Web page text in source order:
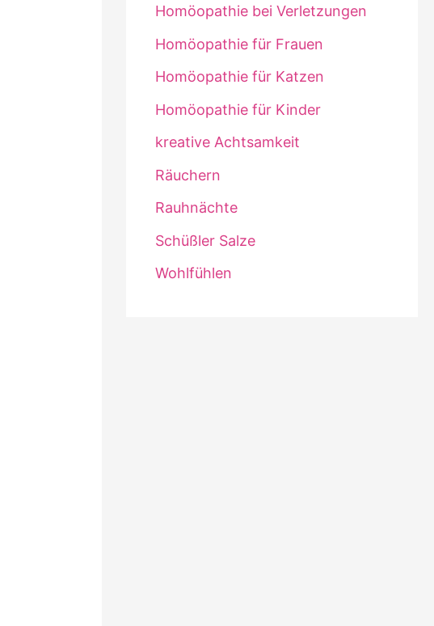
Homöopathie bei Verletzungen
Homöopathie für Frauen
Homöopathie für Katzen
Homöopathie für Kinder
kreative Achtsamkeit
Räuchern
Rauhnächte
Schüßler Salze
Wohlfühlen